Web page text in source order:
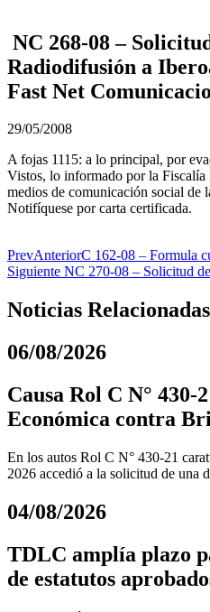
NC 268-08 –
Radiodifusión a
Fast Net
29/05/2008
A fojas 1115: a lo principal, por
Vistos, lo informado por la Fiscalía
medios de comunicación social de
Notifíquese por carta certificada.
PrevAnteriorC 162-08 – Formula
Siguiente NC 270-08 – Solicitud
Noticias Relacionadas
06/08/2026
Causa Rol C N°
Económica contra
En los autos Rol C N° 430-21
2026 accedió a la solicitud de una
04/08/2026
TDLC amplía plazo
de estatutos